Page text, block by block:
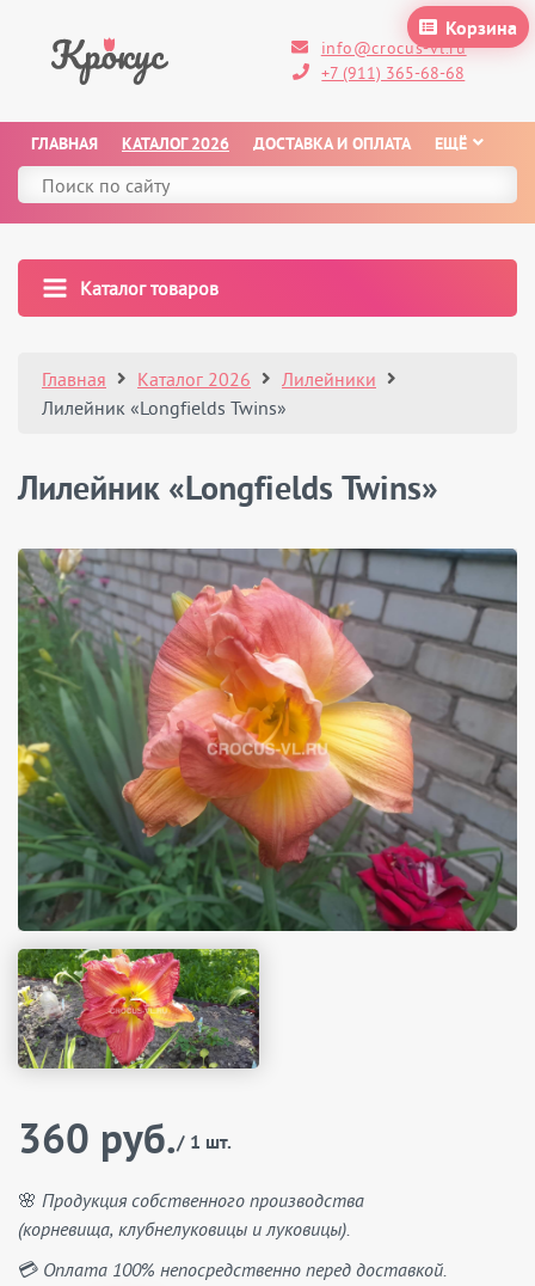
Корзина
info@crocus-vl.ru
+7 (911) 365-68-68
ГЛАВНАЯ КАТАЛОГ 2026 ДОСТАВКА И ОПЛАТА ЕЩЁ
Каталог товаров
Главная Каталог 2026
Лилейники
Лилейник «Longfields Twins»
Лилейник «Longfields Twins»
360 руб./ 1 шт.
🌸 Продукция собственного производства
(корневища, клубнелуковицы и луковицы).
💳 Оплата 100% непосредственно перед доставкой.